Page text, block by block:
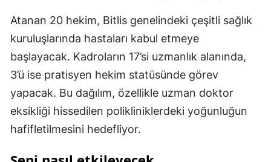
Atanan 20 hekim, Bitlis genelindeki çeşitli sağlık
kuruluşlarında hastaları kabul etmeye
başlayacak. Kadroların 17’si uzmanlık alanında,
3’ü ise pratisyen hekim statüsünde görev
yapacak. Bu dağılım, özellikle uzman doktor
eksikliği hissedilen polikliniklerdeki yoğunluğun
hafifletilmesini hedefliyor.